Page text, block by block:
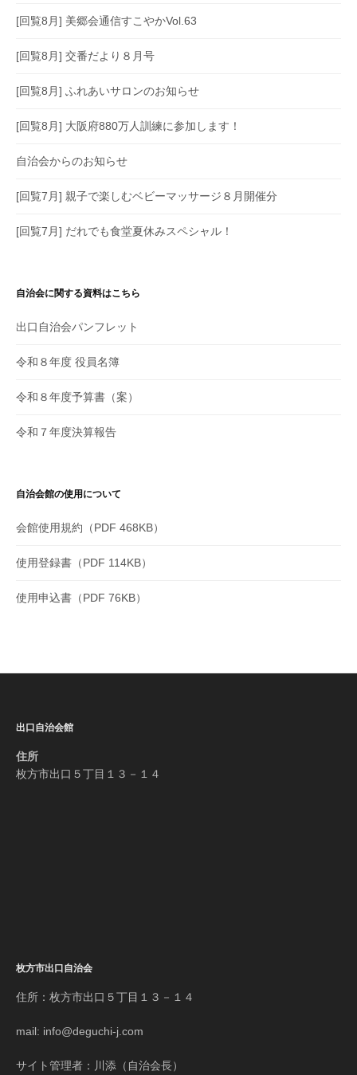
[回覧8月] 美郷会通信すこやかVol.63
[回覧8月] 交番だより８月号
[回覧8月] ふれあいサロンのお知らせ
[回覧8月] 大阪府880万人訓練に参加します！
自治会からのお知らせ
[回覧7月] 親子で楽しむベビーマッサージ８月開催分
[回覧7月] だれでも食堂夏休みスペシャル！
自治会に関する資料はこちら
出口自治会パンフレット
令和８年度 役員名簿
令和８年度予算書（案）
令和７年度決算報告
自治会館の使用について
会館使用規約（PDF 468KB）
使用登録書（PDF 114KB）
使用申込書（PDF 76KB）
出口自治会館
住所
枚方市出口５丁目１３－１４
枚方市出口自治会
住所：枚方市出口５丁目１３－１４
mail: info@deguchi-j.com
サイト管理者：川添（自治会長）